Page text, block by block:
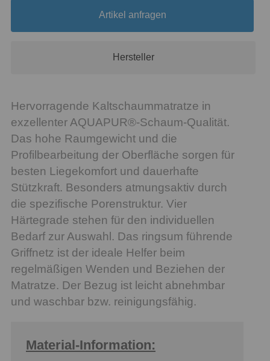
Artikel anfragen
Hersteller
Hervorragende Kaltschaummatratze in
exzellenter AQUAPUR®-Schaum-Qualität.
Das hohe Raumgewicht und die
Profilbearbeitung der Oberfläche sorgen für
besten Liegekomfort und dauerhafte
Stützkraft. Besonders atmungsaktiv durch
die spezifische Porenstruktur. Vier
Härtegrade stehen für den individuellen
Bedarf zur Auswahl. Das ringsum führende
Griffnetz ist der ideale Helfer beim
regelmäßigen Wenden und Beziehen der
Matratze. Der Bezug ist leicht abnehmbar
und waschbar bzw. reinigungsfähig.
Material-Information: